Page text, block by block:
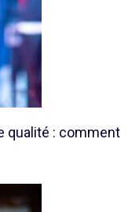
qualité : comment